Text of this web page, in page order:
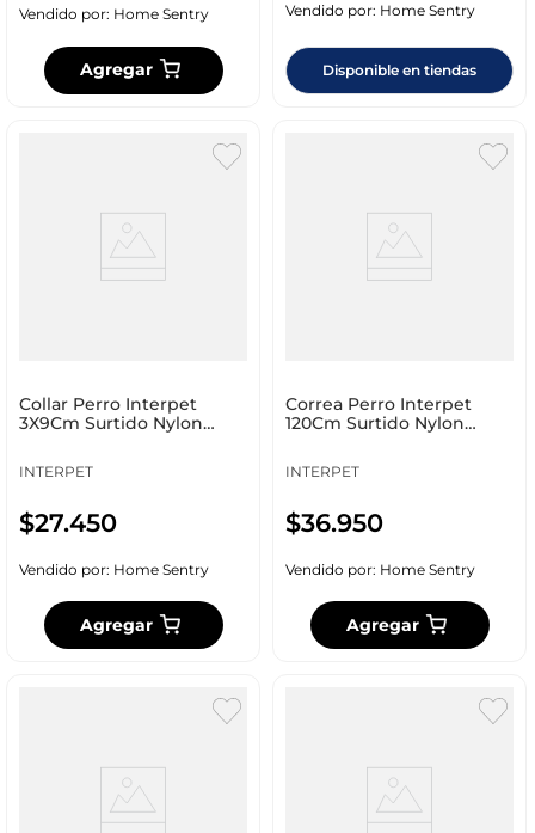
Vendido por: Home Sentry
Agregar
Vendido por: Home Sentry
Disponible en tiendas
Collar Perro Interpet
3X9Cm Surtido Nylon
INTERPET
$27.450
Vendido por: Home Sentry
Agregar
Correa Perro Interpet
120Cm Surtido Nylon
INTERPET
$36.950
Vendido por: Home Sentry
Agregar